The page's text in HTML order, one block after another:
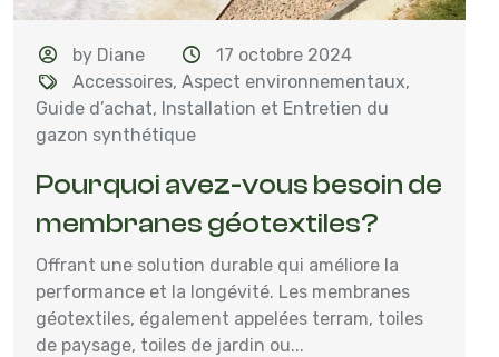
by Diane
17 octobre 2024
Accessoires,Aspect environnementaux,
Guide d’achat, Installation et Entretien du
gazon synthétique
Pourquoi avez-vous besoin de
membranes géotextiles?
Offrant une solution durable qui améliore la
performance et la longévité. Les membranes
géotextiles, également appelées terram, toiles
de paysage, toiles de jardin ou...